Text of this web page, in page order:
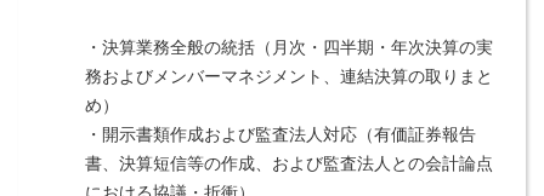
・決算業務全般の統括（月次・四半期・年次決算の実
務およびメンバーマネジメント、連結決算の取りまと
め）
・開示書類作成および監査法人対応（有価証券報告
書、決算短信等の作成、および監査法人との会計論点
における協議・折衝）